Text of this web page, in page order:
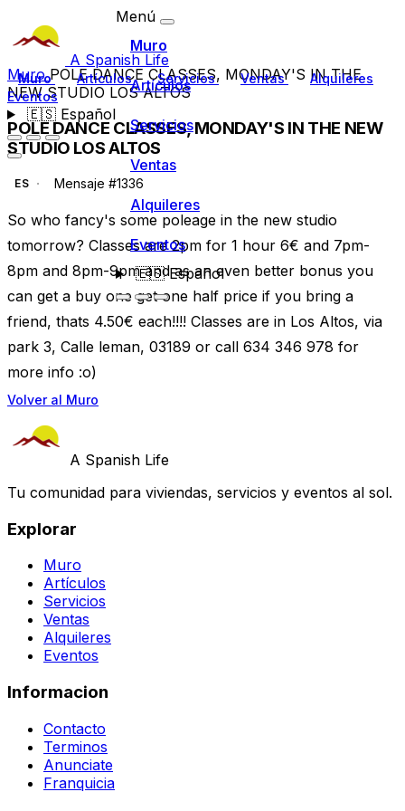
A Spanish Life
Muro Artículos Servicios Ventas
Alquileres
Eventos
🇪🇸Español
Menú
Muro
Artículos
Servicios
Ventas
Alquileres
Eventos
🇪🇸Español
MuroPOLE DANCE CLASSES, MONDAY'S IN THE
NEW STUDIO LOS ALTOS
POLE DANCE CLASSES, MONDAY'S IN THE NEW
STUDIO LOS ALTOS
ES Mensaje #1336
So who fancy's some poleage in the new studio
tomorrow? Classes are 2pm for 1 hour 6€ and 7pm-
8pm and 8pm-9pm and as an even better bonus you
can get a buy one get one half price if you bring a
friend, thats 4.50€ each!!!! Classes are in Los Altos, via
park 3, Calle leman, 03189 or call 634 346 978 for
more info :o)
Volver al Muro
A Spanish Life
Tu comunidad para viviendas, servicios y eventos al sol.
Explorar
Muro
Artículos
Servicios
Ventas
Alquileres
Eventos
Informacion
Contacto
Terminos
Anunciate
Franquicia